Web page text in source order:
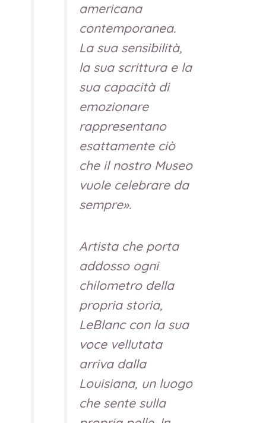
americana
contemporanea.
La sua sensibilità,
la sua scrittura e la
sua capacità di
emozionare
rappresentano
esattamente ciò
che il nostro Museo
vuole celebrare da
sempre».
Artista che porta
addosso ogni
chilometro della
propria storia,
LeBlanc con la sua
voce vellutata
arriva dalla
Louisiana, un luogo
che sente sulla